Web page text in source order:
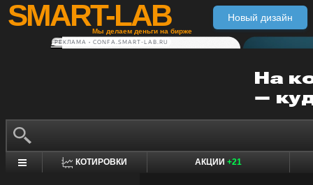
SMART-LAB
Мы делаем деньги на бирже
Новый дизайн
РЕКЛАМА • CONFA.SMART-LAB.RU
КОТИРОВКИ АКЦИИ +21